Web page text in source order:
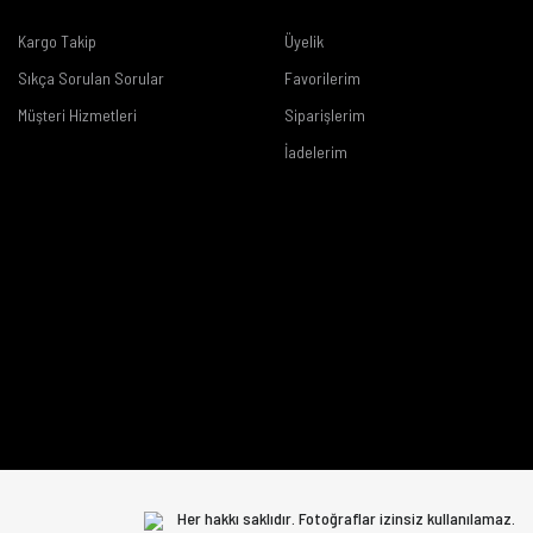
Kargo Takip
Sıkça Sorulan Sorular
Müşteri Hizmetleri
Üyelik
Favorilerim
Siparişlerim
İadelerim
Her hakkı saklıdır. Fotoğraflar izinsiz kullanılamaz.